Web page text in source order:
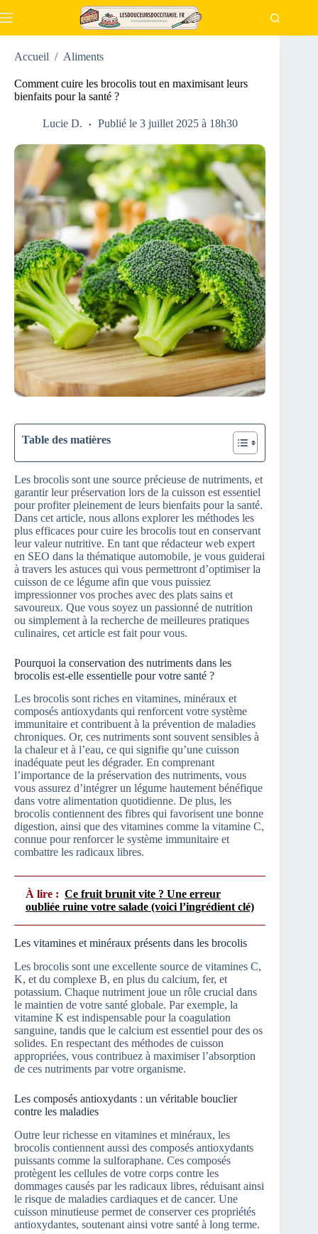
au
Accueil / Aliments
Comment cuire les brocolis tout en maximisant leurs
bienfaits pour la santé ?
Lucie D. Publié le 3 juillet 2025 à 18h30
Table des matières
Les brocolis sont une source précieuse de nutriments, et
garantir leur préservation lors de la cuisson est essentiel
pour profiter pleinement de leurs bienfaits pour la santé.
Dans cet article, nous allons explorer les méthodes les
plus efficaces pour cuire les brocolis tout en conservant
leur valeur nutritive. En tant que rédacteur web expert
en SEO dans la thématique automobile, je vous guiderai
à travers les astuces qui vous permettront d’optimiser la
cuisson de ce légume afin que vous puissiez
impressionner vos proches avec des plats sains et
savoureux. Que vous soyez un passionné de nutrition
ou simplement à la recherche de meilleures pratiques
culinaires, cet article est fait pour vous.
Pourquoi la conservation des nutriments dans les
brocolis est-elle essentielle pour votre santé ?
Les brocolis sont riches en vitamines, minéraux et
composés antioxydants qui renforcent votre système
immunitaire et contribuent à la prévention de maladies
chroniques. Or, ces nutriments sont souvent sensibles à
la chaleur et à l’eau, ce qui signifie qu’une cuisson
inadéquate peut les dégrader. En comprenant
l’importance de la préservation des nutriments, vous
vous assurez d’intégrer un légume hautement bénéfique
dans votre alimentation quotidienne. De plus, les
brocolis contiennent des fibres qui favorisent une bonne
digestion, ainsi que des vitamines comme la vitamine C,
connue pour renforcer le système immunitaire et
combattre les radicaux libres.
À lire : Ce fruit brunit vite ? Une erreur
oubliée ruine votre salade (voici l’ingrédient clé)
Les vitamines et minéraux présents dans les brocolis
Les brocolis sont une excellente source de vitamines C,
K, et du complexe B, en plus du calcium, fer, et
potassium. Chaque nutriment joue un rôle crucial dans
le maintien de votre santé globale. Par exemple, la
vitamine K est indispensable pour la coagulation
sanguine, tandis que le calcium est essentiel pour des os
solides. En respectant des méthodes de cuisson
appropriées, vous contribuez à maximiser l’absorption
de ces nutriments par votre organisme.
Les composés antioxydants : un véritable bouclier
contre les maladies
Outre leur richesse en vitamines et minéraux, les
brocolis contiennent aussi des composés antioxydants
puissants comme la sulforaphane. Ces composés
protègent les cellules de votre corps contre les
dommages causés par les radicaux libres, réduisant ainsi
le risque de maladies cardiaques et de cancer. Une
cuisson minutieuse permet de conserver ces propriétés
antioxydantes, soutenant ainsi votre santé à long terme.